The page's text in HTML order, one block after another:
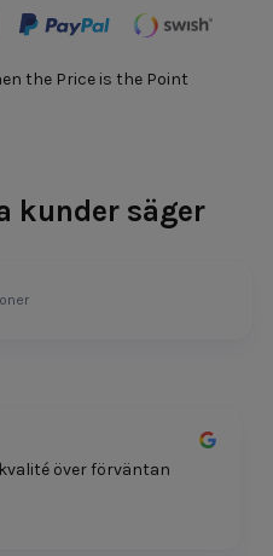
the Price is the Point
kunder säger
över förväntan